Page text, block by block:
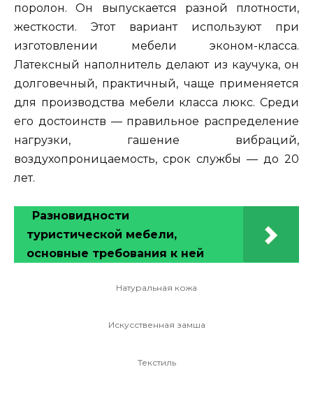
поролон. Он выпускается разной плотности,
жесткости. Этот вариант используют при
изготовлении мебели эконом-класса.
Латексный наполнитель делают из каучука, он
долговечный, практичный, чаще применяется
для производства мебели класса люкс. Среди
его достоинств — правильное распределение
нагрузки, гашение вибраций,
воздухопроницаемость, срок службы — до 20
лет.
Разновидности
туристической мебели,
основные требования к ней
Натуральная кожа
Искусственная замша
Текстиль